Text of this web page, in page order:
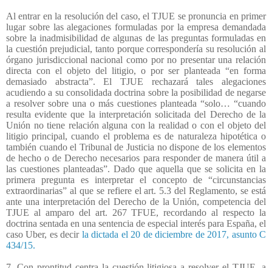
Al entrar en la resolución del caso, el TJUE se pronuncia en primer
lugar sobre las alegaciones formuladas por la empresa demandada
sobre la inadmisibilidad de algunas de las preguntas formuladas en
la cuestión prejudicial, tanto porque correspondería su resolución al
órgano jurisdiccional nacional como por no presentar una relación
directa con el objeto del litigio, o por ser planteada “en forma
demasiado abstracta”. El TJUE rechazará tales alegaciones
acudiendo a su consolidada doctrina sobre la posibilidad de negarse
a resolver sobre una o más cuestiones planteada “solo… “cuando
resulta evidente que la interpretación solicitada del Derecho de la
Unión no tiene relación alguna con la realidad o con el objeto del
litigio principal, cuando el problema es de naturaleza hipotética o
también cuando el Tribunal de Justicia no dispone de los elementos
de hecho o de Derecho necesarios para responder de manera útil a
las cuestiones planteadas”. Dado que aquella que se solicita en la
primera pregunta es interpretar el concepto de “circunstancias
extraordinarias” al que se refiere el art. 5.3 del Reglamento, se está
ante una interpretación del Derecho de la Unión, competencia del
TJUE al amparo del art. 267 TFUE, recordando al respecto la
doctrina sentada en una sentencia de especial interés para España, el
caso Uber, es decir la dictada el 20 de diciembre de 2017, asunto C
434/15.